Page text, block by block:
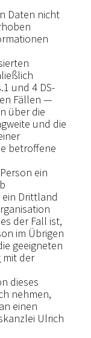
Daten nicht
und 4 DS-
Fällen —
über die
und die
betroffene
ein
Drittland
der Fall ist,
im Übrigen
geeigneten
mit der
dieses
nehmen,
einen
Ulrich